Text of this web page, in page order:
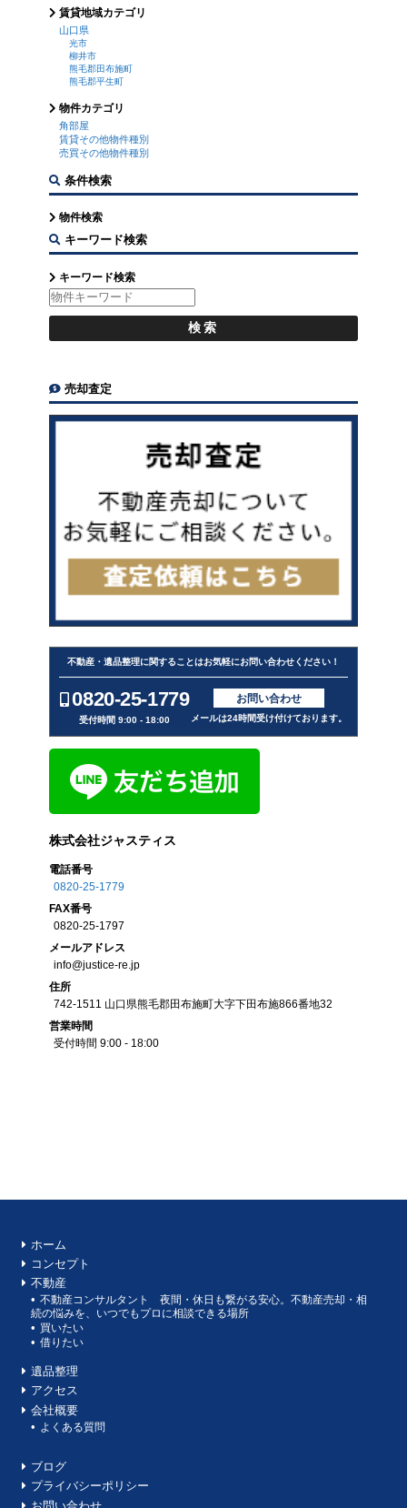
賃貸地域カテゴリ
山口県
光市
柳井市
熊毛郡田布施町
熊毛郡平生町
物件カテゴリ
角部屋
賃貸その他物件種別
売買その他物件種別
条件検索
物件検索
キーワード検索
キーワード検索
売却査定
不動産・遺品整理に関することはお気軽にお問い合わせください！
0820-25-1779
受付時間 9:00 - 18:00
お問い合わせ
メールは24時間受け付けております。
株式会社ジャスティス
電話番号
0820-25-1779
FAX番号
0820-25-1797
メールアドレス
info@justice-re.jp
住所
742-1511 山口県熊毛郡田布施町大字下田布施866番地32
営業時間
受付時間 9:00 - 18:00
ホーム
コンセプト
不動産
不動産コンサルタント 夜間・休日も繋がる安心。不動産売却・相
続の悩みを、いつでもプロに相談できる場所
買いたい
借りたい
遺品整理
アクセス
会社概要
よくある質問
ブログ
プライバシーポリシー